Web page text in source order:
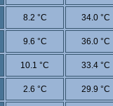
8.2 °C 34.0 °C
9.6 °C 36.0 °C
10.1 °C 33.4 °C
2.6 °C 29.9 °C